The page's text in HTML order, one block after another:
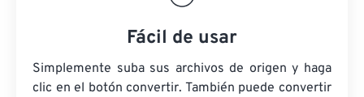
Fácil de usar
Simplemente suba sus archivos de origen y haga
clic en el botón convertir. También puede convertir